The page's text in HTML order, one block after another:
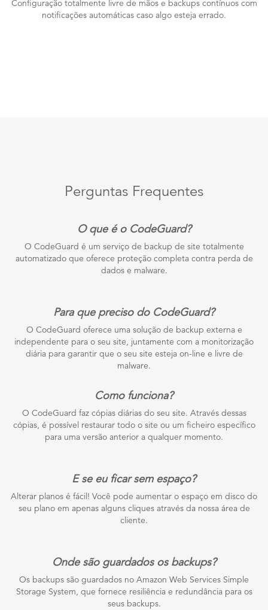
Configuração totalmente livre de mãos e backups contínuos com
notificações automáticas caso algo esteja errado.
Perguntas Frequentes
O que é o CodeGuard?
O CodeGuard é um serviço de backup de site totalmente
automatizado que oferece proteção completa contra perda de
dados e malware.
Para que preciso do CodeGuard?
O CodeGuard oferece uma solução de backup externa e
independente para o seu site, juntamente com a monitorização
diária para garantir que o seu site esteja on-line e livre de
malware.
Como funciona?
O CodeGuard faz cópias diárias do seu site. Através dessas
cópias, é possível restaurar todo o site ou um ficheiro específico
para uma versão anterior a qualquer momento.
E se eu ficar sem espaço?
Alterar planos é fácil! Você pode aumentar o espaço em disco do
seu plano em apenas alguns cliques através da nossa área de
cliente.
Onde são guardados os backups?
Os backups são guardados no Amazon Web Services Simple
Storage System, que fornece resiliência e redundância para os
seus backups.